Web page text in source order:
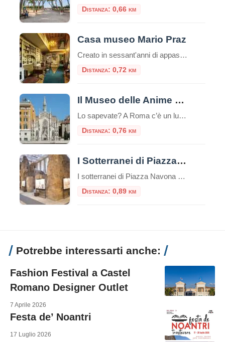
Distanza: 0,66 km
Casa museo Mario Praz
Creato in sessant'anni di appassionato collezionismo da Mario Praz (Roma 1896-1982) anglista e critico di levatura internazionale, al Casa Museo Mario Praz si presenta come una dimora nobiliare del secolo XIX. Mario Praz - pescatore, scrittore e
Distanza: 0,72 km
Il Museo delle Anime del Purgatorio
Lo sapevate? A Roma c’è un luogo unico e inquietante: il Museo delle Anime del Purgatorio. Il museo delle anime del Purgatorio è un’esposizione di documenti e testimonianze allestita in un locale adiacente alla sacrestia della piccola chiesa neogotica del Sacro Cuore del Suffragio a Roma. Tali documenti proverebbero l’esistenza del Purgatorio. La chiesa del […]
Distanza: 0,76 km
I Sotterranei di Piazza Navona
I sotterranei di Piazza Navona sono un complesso di ambienti sotterranei situati sotto la famosa Piazza Navona di Roma, in Italia. Questi sotterranei sono noti come “Stadio di Domiziano” e rappresentano uno dei siti archeologici più importanti della città. Piazza Navona, la più bella piazza barocca di Roma, occupa la pista dell’antico “Stadio di Domiziano”, […]
Distanza: 0,89 km
Potrebbe interessarti anche:
Fashion Festival a Castel
Romano Designer Outlet
7 Aprile 2026
Festa de’ Noantri
17 Luglio 2026